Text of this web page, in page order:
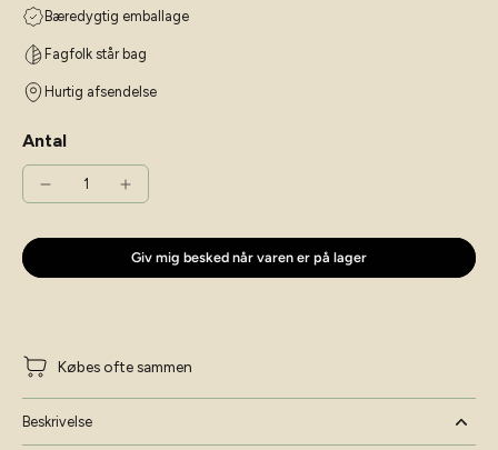
Bæredygtig emballage
Fagfolk står bag
Hurtig afsendelse
Antal
Giv mig besked når varen er på lager
Købes ofte sammen
Beskrivelse